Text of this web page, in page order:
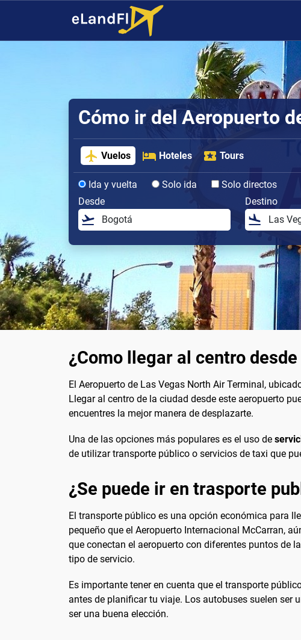
Cómo ir del Aeropuerto
Vuelos Hoteles Tours
Ida y vuelta Solo ida
Solo directos
Desde
Destino
¿Como llegar al centro
El Aeropuerto de Las Vegas North Air Terminal,
Llegar al centro de la ciudad desde este aeropuerto
encuentres la mejor manera de desplazarte.
Una de las opciones más populares es el uso de
de utilizar transporte público o servicios de taxi que
¿Se puede ir en trasporte
El transporte público es una opción económica para
pequeño que el Aeropuerto Internacional McCarran,
que conectan el aeropuerto con diferentes puntos de
tipo de servicio.
Es importante tener en cuenta que el transporte
antes de planificar tu viaje. Los autobuses suelen ser
ser una buena elección.